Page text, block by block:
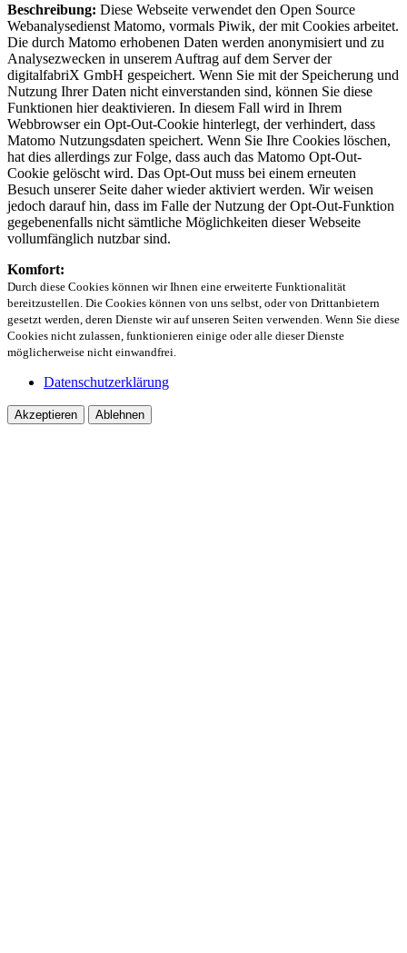
Beschreibung: Diese Webseite verwendet den Open Source
Webanalysedienst Matomo, vormals Piwik, der mit Cookies arbeitet.
Die durch Matomo erhobenen Daten werden anonymisiert und zu
Analysezwecken in unserem Auftrag auf dem Server der
digitalfabriX GmbH gespeichert. Wenn Sie mit der Speicherung und
Nutzung Ihrer Daten nicht einverstanden sind, können Sie diese
Funktionen hier deaktivieren. In diesem Fall wird in Ihrem
Webbrowser ein Opt-Out-Cookie hinterlegt, der verhindert, dass
Matomo Nutzungsdaten speichert. Wenn Sie Ihre Cookies löschen,
hat dies allerdings zur Folge, dass auch das Matomo Opt-Out-
Cookie gelöscht wird. Das Opt-Out muss bei einem erneuten
Besuch unserer Seite daher wieder aktiviert werden. Wir weisen
jedoch darauf hin, dass im Falle der Nutzung der Opt-Out-Funktion
gegebenenfalls nicht sämtliche Möglichkeiten dieser Webseite
vollumfänglich nutzbar sind.
Komfort:
Durch diese Cookies können wir Ihnen eine erweiterte Funktionalität
bereitzustellen. Die Cookies können von uns selbst, oder von Drittanbietern
gesetzt werden, deren Dienste wir auf unseren Seiten verwenden. Wenn Sie diese
Cookies nicht zulassen, funktionieren einige oder alle dieser Dienste
möglicherweise nicht einwandfrei.
Datenschutzerklärung
Akzeptieren Ablehnen